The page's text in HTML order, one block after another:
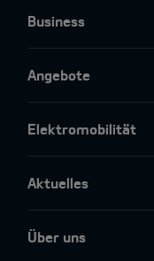
Business
Angebote
Elektromobilität
Aktuelles
Über uns